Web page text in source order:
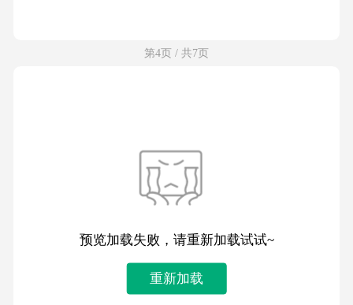
第4页 / 共7页
预览加载失败，请重新加载试试~
重新加载